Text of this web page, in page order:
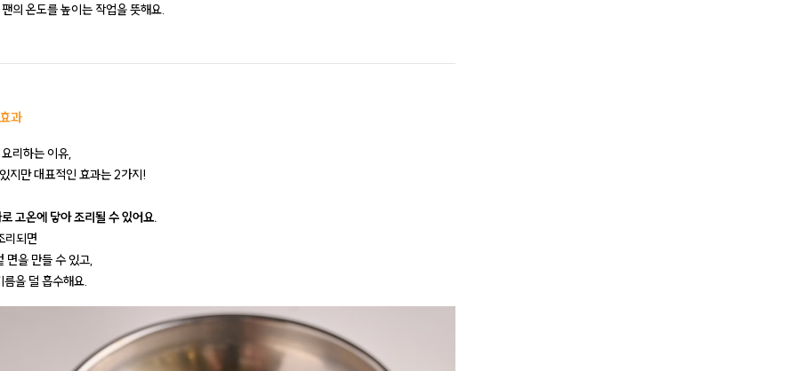
의 온도를 높이는 작업을 뜻해요.
과
리하는 이유,
지만 대표적인 효과는 2가지!
고온에 닿아 조리될 수 있어요.
리되면
을 만들 수 있고,
을 덜 흡수해요.